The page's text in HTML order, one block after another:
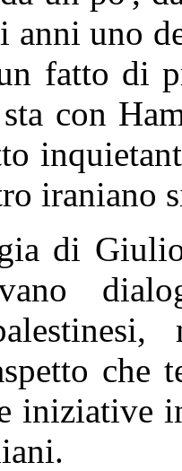
anni uno
fatto di
con
iraniano
di
che
iniziative